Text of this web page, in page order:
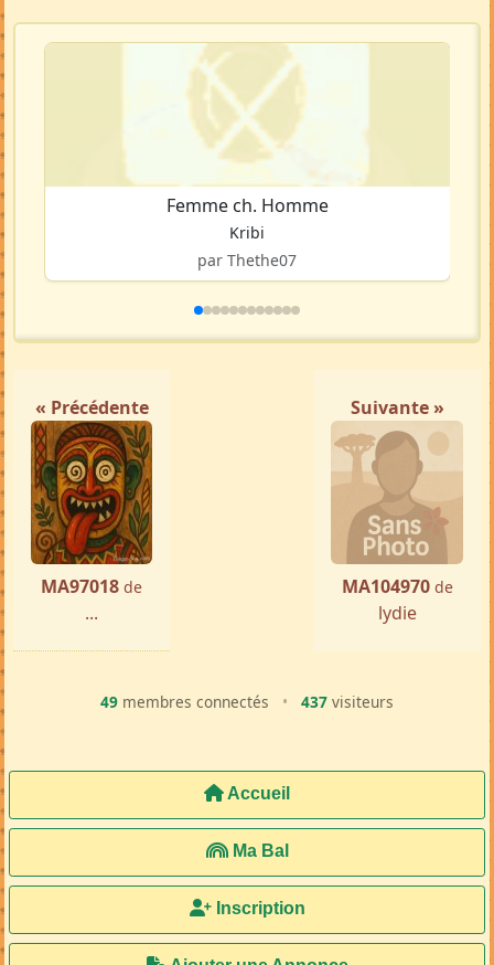
Femme ch. Homme
Kribi
par Thethe07
« Précédente
MA97018 de
...
Suivante »
MA104970 de
lydie
49 membres connectés • 437 visiteurs
Accueil
Ma Bal
Inscription